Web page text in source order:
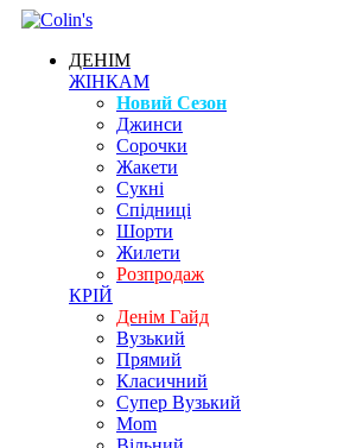
ДЕНІМ
ЖІНКАМ
Новий Сезон
Джинси
Сорочки
Жакети
Сукні
Спідниці
Шорти
Жилети
Розпродаж
КРІЙ
Денім Гайд
Вузький
Прямий
Класичний
Супер Вузький
Mom